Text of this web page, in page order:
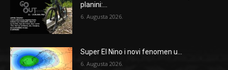
planini:...
6. Augusta 2026.
Super El Nino i novi fenomen u...
6. Augusta 2026.